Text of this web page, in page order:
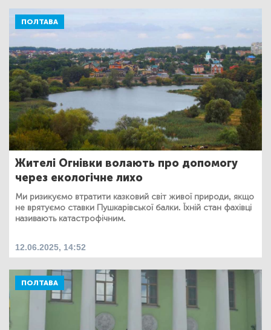
ПОЛТАВА
Жителі Огнівки волають про допомогу
через екологічне лихо
Ми ризикуємо втратити казковий світ живої природи, якщо
не врятуємо ставки Пушкарівської балки. Їхній стан фахівці
називають катастрофічним.
12.06.2025, 14:52
ПОЛТАВА